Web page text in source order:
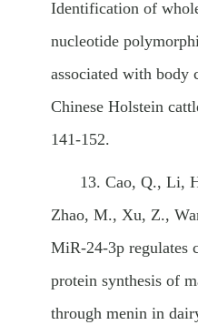
Identification of
nucleotide
associated with body
Chinese Holstein
141-152.
13. Cao, Q., Li,
Zhao, M., Xu, Z.,
MiR-24-3p regulates
protein synthesis of
through menin in